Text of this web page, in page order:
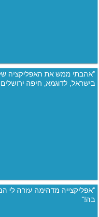
"אהבתי ממש את האפליקציה
בישראל, לדוגמא, חיפה
"אפליקצייה מדהימה עזרה לי
בה!"